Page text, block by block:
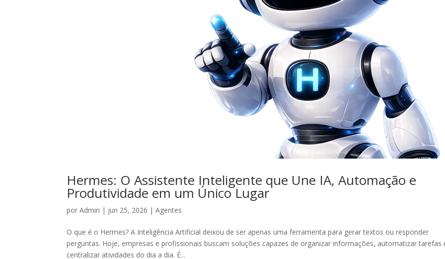
Hermes: O Assistente Inteligente que Une IA, Automação e
Produtividade em um Único Lugar
porAdmin | jun 25, 2026 |Agentes
O que é o Hermes? A Inteligência Artificial deixou de ser apenas uma ferramenta para gerar textos ou responder
perguntas. Hoje, empresas e profissionais buscam soluções capazes de organizar informações, automatizar tarefas
centralizar atividades do dia a dia. É...